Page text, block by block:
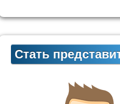
Стать